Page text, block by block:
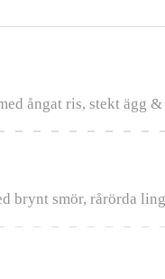
ångat ris, stekt ägg
brynt smör, rårörda